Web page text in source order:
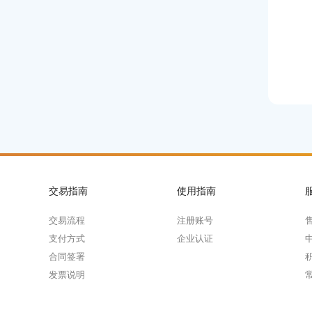
交易指南
交易流程
支付方式
合同签署
发票说明
使用指南
注册账号
企业认证